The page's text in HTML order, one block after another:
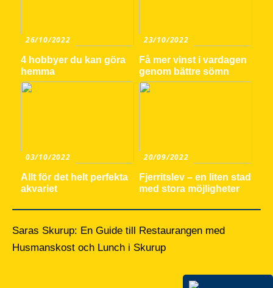
26/10/2022
4 hobbyer du kan göra
hemma
23/10/2022
Få mer vinst i vardagen
genom bättre sömn
03/10/2022
Allt för det helt perfekta
akvariet
20/09/2022
Fjerritslev – en liten stad
med stora möjligheter
Saras Skurup: En Guide till Restaurangen med
Husmanskost och Lunch i Skurup